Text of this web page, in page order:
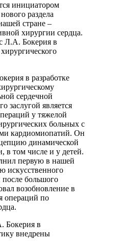
инициатором
раздела
стране –
хирургии сердца.
Л.А. Бокерия в
в разработке
сердечной
заслугой является
у тяжелой
больных с
кардиомиопатий. Он
динамической
в том числе и у детей.
первую в нашей
искусственного
после большого
возобновление в
операций по
Бокерия в
внедрены